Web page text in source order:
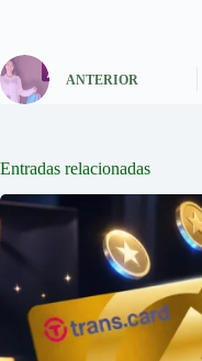
ANTERIOR
Entradas relacionadas